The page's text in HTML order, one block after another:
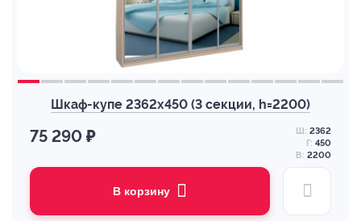
Шкаф-купе 2362х450 (3 секции, h=2200)
75 290 ₽ Ш: 2362
Г: 450
В: 2200
В корзину